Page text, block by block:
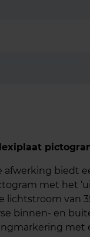
afwerking biedt
met het
lichtstroom van
binnen- en
met